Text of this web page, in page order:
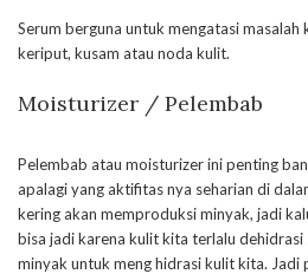
Serum berguna untuk mengatasi
keriput, kusam atau noda kulit.
Moisturizer / Pelembab
Pelembab atau moisturizer ini penting
apalagi yang aktifitas nya seharian di
kering akan memproduksi minyak, jadi
bisa jadi karena kulit kita terlalu
minyak untuk meng hidrasi kulit kita.